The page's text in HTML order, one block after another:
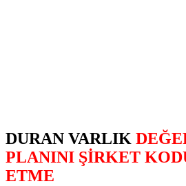
DURAN VARLIK
PLANINI ŞİRKET
ETME